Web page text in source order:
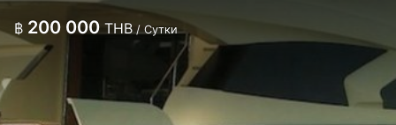
฿ 200 000 THB/ Сутки